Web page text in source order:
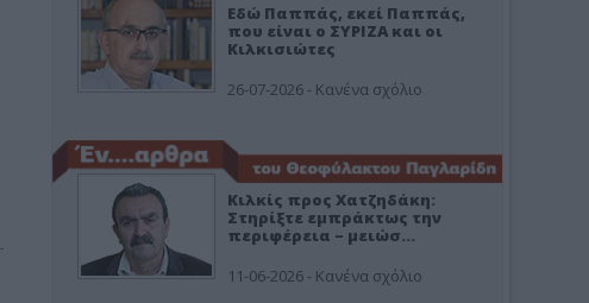
Εδώ Παππάς, εκεί Παππάς,
που είναι ο ΣΥΡΙΖΑ και οι
Κιλκισιώτες
26-07-2026 - Κανένα σχόλιο
Κιλκίς προς Χατζηδάκη:
Στηρίξτε εμπράκτως την
περιφέρεια – μειώσ…
11-06-2026 - Κανένα σχόλιο